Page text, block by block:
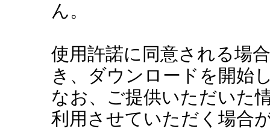
ん。
使用許諾に同意される場
き、ダウンロードを開始
なお、ご提供いただいた
利用させていただく場合